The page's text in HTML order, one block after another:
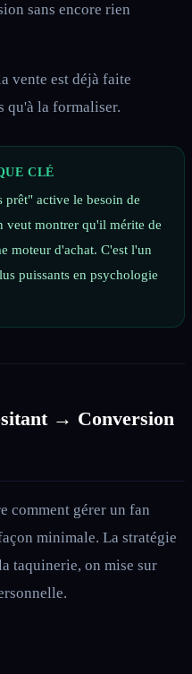
sans encore rien
vente est déjà faite
qu'à la formaliser.
CLÉ
prêt" active le besoin de
veut montrer qu'il mérite de
moteur d'achat. C'est l'un
puissants en psychologie
→ Conversion
comment gérer un fan
minimale. La stratégie
taquinerie, on mise sur